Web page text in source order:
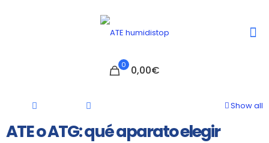
0 0,00€
Show all
ATE o ATG: qué aparato elegir